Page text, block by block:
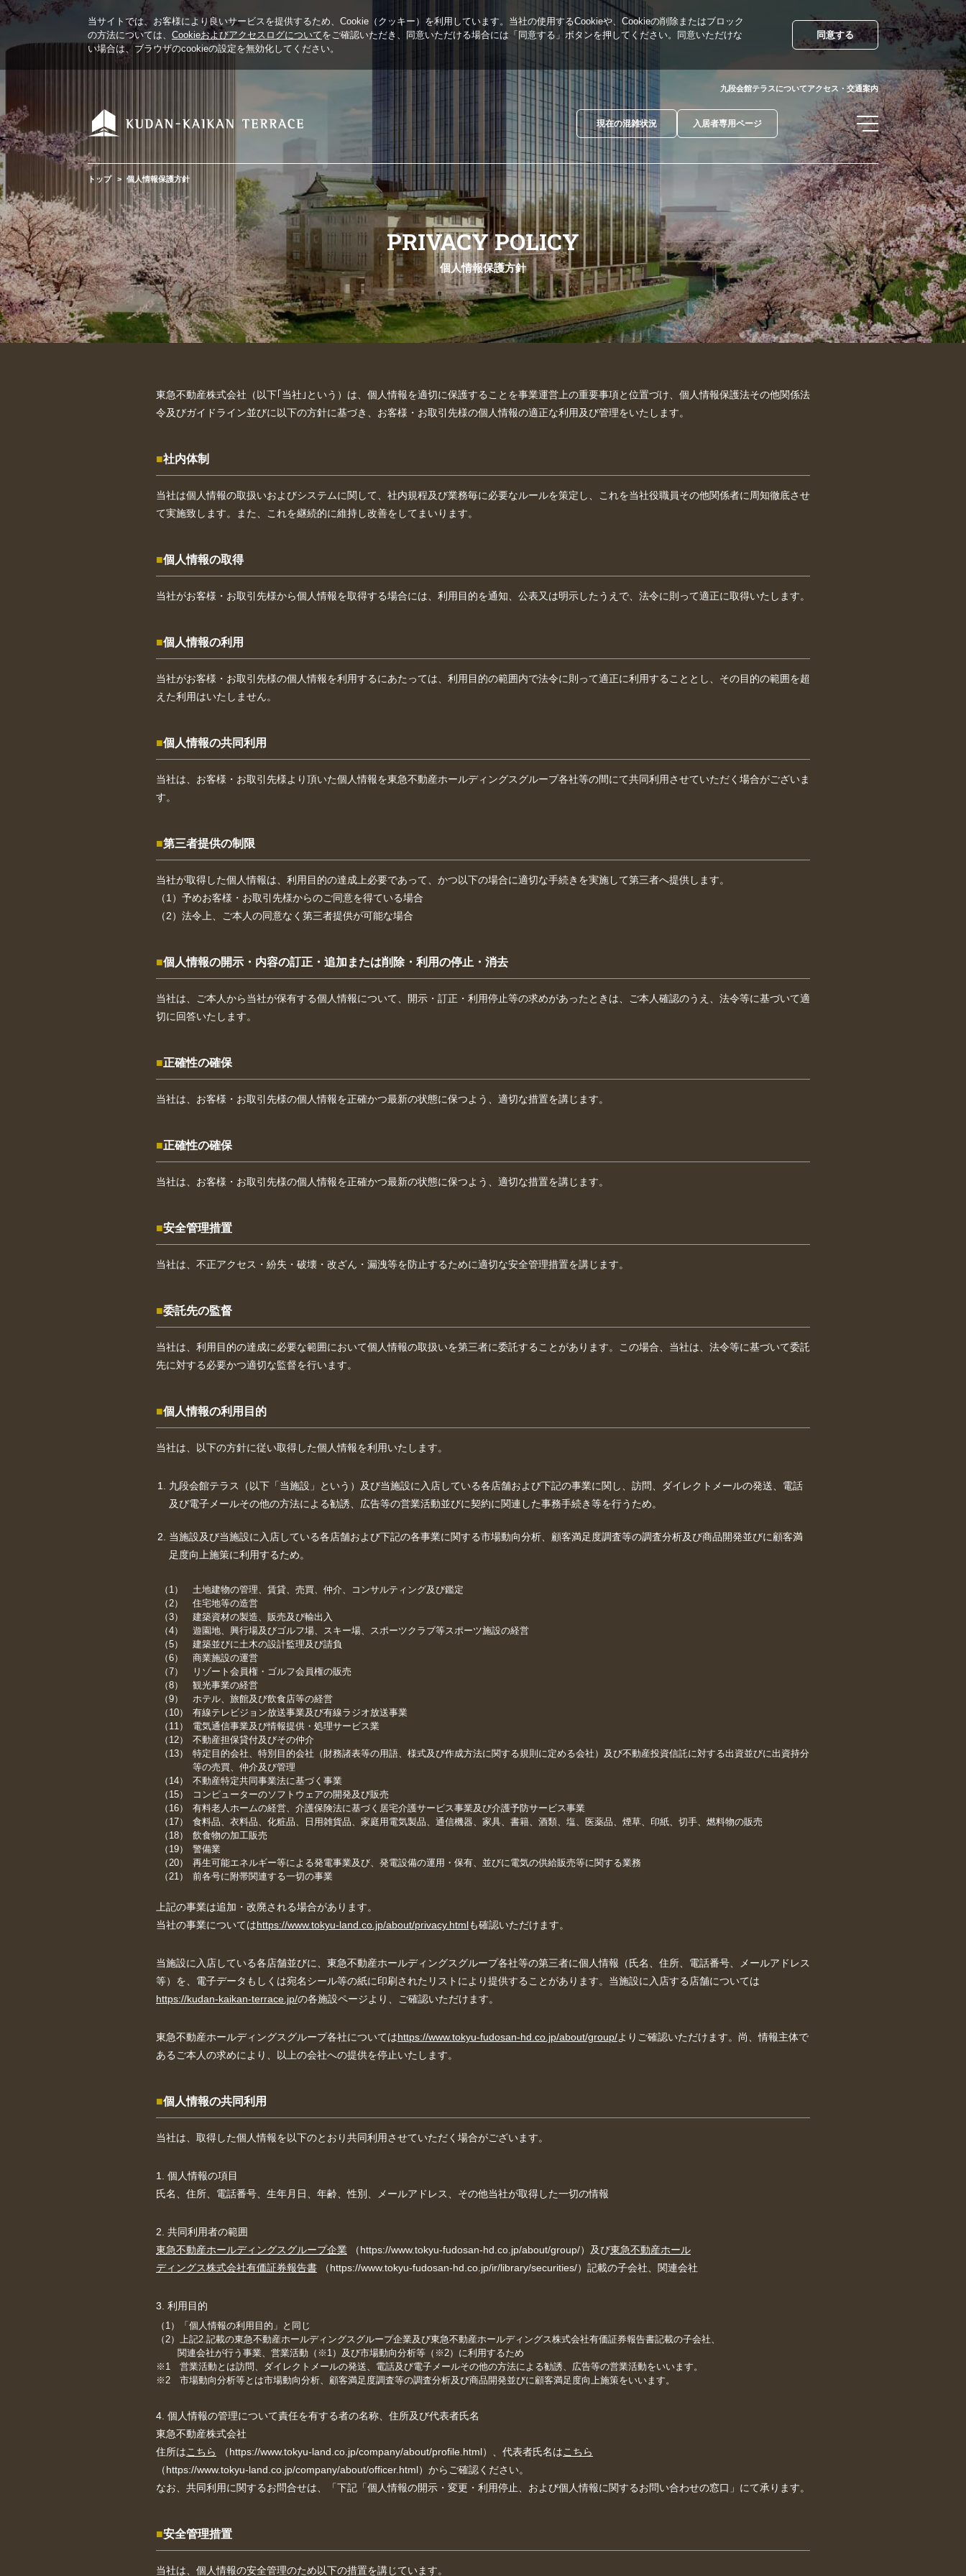
当サイトでは、お客様により良いサービスを提供するため、Cookie（クッキー）を利用しています。当社の使用するCookieや、Cookieの削除またはブロック
の方法については、 Cookieおよびアクセスログについてをご確認いただき、同意いただける場合には「同意する」ボタンを押してください。同意いただけな
い場合は、ブラウザのcookieの設定を無効化してください。
同意する
九段会館テラスについてアクセス・交通案内
現在の混雑状況 入居者専用ページ
トップ 個人情報保護方針
個人情報保護方針
東急不動産株式会社（以下｢当社｣という）は、個人情報を適切に保護することを事業運営上の重要事項と位置づけ、個人情報保護法その他関係法
令及びガイドライン並びに以下の方針に基づき、お客様・お取引先様の個人情報の適正な利用及び管理をいたします。
社内体制
当社は個人情報の取扱いおよびシステムに関して、社内規程及び業務毎に必要なルールを策定し、これを当社役職員その他関係者に周知徹底させ
て実施致します。また、これを継続的に維持し改善をしてまいります。
個人情報の取得
当社がお客様・お取引先様から個人情報を取得する場合には、利用目的を通知、公表又は明示したうえで、法令に則って適正に取得いたします。
個人情報の利用
当社がお客様・お取引先様の個人情報を利用するにあたっては、利用目的の範囲内で法令に則って適正に利用することとし、その目的の範囲を超
えた利用はいたしません。
個人情報の共同利用
当社は、お客様・お取引先様より頂いた個人情報を東急不動産ホールディングスグループ各社等の間にて共同利用させていただく場合がございま
す。
第三者提供の制限
当社が取得した個人情報は、利用目的の達成上必要であって、かつ以下の場合に適切な手続きを実施して第三者へ提供します。
（1）予めお客様・お取引先様からのご同意を得ている場合
（2）法令上、ご本人の同意なく第三者提供が可能な場合
個人情報の開示・内容の訂正・追加または削除・利用の停止・消去
当社は、ご本人から当社が保有する個人情報について、開示・訂正・利用停止等の求めがあったときは、ご本人確認のうえ、法令等に基づいて適
切に回答いたします。
正確性の確保
当社は、お客様・お取引先様の個人情報を正確かつ最新の状態に保つよう、適切な措置を講じます。
正確性の確保
当社は、お客様・お取引先様の個人情報を正確かつ最新の状態に保つよう、適切な措置を講じます。
安全管理措置
当社は、不正アクセス・紛失・破壊・改ざん・漏洩等を防止するために適切な安全管理措置を講じます。
委託先の監督
当社は、利用目的の達成に必要な範囲において個人情報の取扱いを第三者に委託することがあります。この場合、当社は、法令等に基づいて委託
先に対する必要かつ適切な監督を行います。
個人情報の利用目的
当社は、以下の方針に従い取得した個人情報を利用いたします。
九段会館テラス（以下「当施設」という）及び当施設に入店している各店舗および下記の事業に関し、訪問、ダイレクトメールの発送、電話
及び電子メールその他の方法による勧誘、広告等の営業活動並びに契約に関連した事務手続き等を行うため。
当施設及び当施設に入店している各店舗および下記の各事業に関する市場動向分析、顧客満足度調査等の調査分析及び商品開発並びに顧客満
足度向上施策に利用するため。
土地建物の管理、賃貸、売買、仲介、コンサルティング及び鑑定
住宅地等の造営
建築資材の製造、販売及び輸出入
遊園地、興行場及びゴルフ場、スキー場、スポーツクラブ等スポーツ施設の経営
建築並びに土木の設計監理及び請負
商業施設の運営
リゾート会員権・ゴルフ会員権の販売
観光事業の経営
ホテル、旅館及び飲食店等の経営
有線テレビジョン放送事業及び有線ラジオ放送事業
電気通信事業及び情報提供・処理サービス業
不動産担保貸付及びその仲介
特定目的会社、特別目的会社（財務諸表等の用語、様式及び作成方法に関する規則に定める会社）及び不動産投資信託に対する出資並びに出資持分
等の売買、仲介及び管理
不動産特定共同事業法に基づく事業
コンピューターのソフトウェアの開発及び販売
有料老人ホームの経営、介護保険法に基づく居宅介護サービス事業及び介護予防サービス事業
食料品、衣料品、化粧品、日用雑貨品、家庭用電気製品、通信機器、家具、書籍、酒類、塩、医薬品、煙草、印紙、切手、燃料物の販売
飲食物の加工販売
警備業
再生可能エネルギー等による発電事業及び、発電設備の運用・保有、並びに電気の供給販売等に関する業務
前各号に附帯関連する一切の事業
上記の事業は追加・改廃される場合があります。
当社の事業についてはhttps://www.tokyu-land.co.jp/about/privacy.htmlも確認いただけます。
当施設に入店している各店舗並びに、東急不動産ホールディングスグループ各社等の第三者に個人情報（氏名、住所、電話番号、メールアドレス
等）を、電子データもしくは宛名シール等の紙に印刷されたリストにより提供することがあります。当施設に入店する店舗については
https://kudan-kaikan-terrace.jp/の各施設ページより、ご確認いただけます。
東急不動産ホールディングスグループ各社についてはhttps://www.tokyu-fudosan-hd.co.jp/about/group/よりご確認いただけます。尚、情報主体で
あるご本人の求めにより、以上の会社への提供を停止いたします。
個人情報の共同利用
当社は、取得した個人情報を以下のとおり共同利用させていただく場合がございます。
1. 個人情報の項目
氏名、住所、電話番号、生年月日、年齢、性別、メールアドレス、その他当社が取得した一切の情報
2. 共同利用者の範囲
東急不動産ホールディングスグループ企業 （https://www.tokyu-fudosan-hd.co.jp/about/group/）及び東急不動産ホール
ディングス株式会社有価証券報告書 （https://www.tokyu-fudosan-hd.co.jp/ir/library/securities/）記載の子会社、関連会社
3. 利用目的
（1）「個人情報の利用目的」と同じ
（2）上記2.記載の東急不動産ホールディングスグループ企業及び東急不動産ホールディングス株式会社有価証券報告書記載の子会社、
関連会社が行う事業、営業活動（※1）及び市場動向分析等（※2）に利用するため
※1 営業活動とは訪問、ダイレクトメールの発送、電話及び電子メールその他の方法による勧誘、広告等の営業活動をいいます。
※2 市場動向分析等とは市場動向分析、顧客満足度調査等の調査分析及び商品開発並びに顧客満足度向上施策をいいます。
4. 個人情報の管理について責任を有する者の名称、住所及び代表者氏名
東急不動産株式会社
住所はこちら （https://www.tokyu-land.co.jp/company/about/profile.html）、代表者氏名はこちら
（https://www.tokyu-land.co.jp/company/about/officer.html）からご確認ください。
なお、共同利用に関するお問合せは、「下記「個人情報の開示・変更・利用停止、および個人情報に関するお問い合わせの窓口」にて承ります。
安全管理措置
当社は、個人情報の安全管理のため以下の措置を講じています。